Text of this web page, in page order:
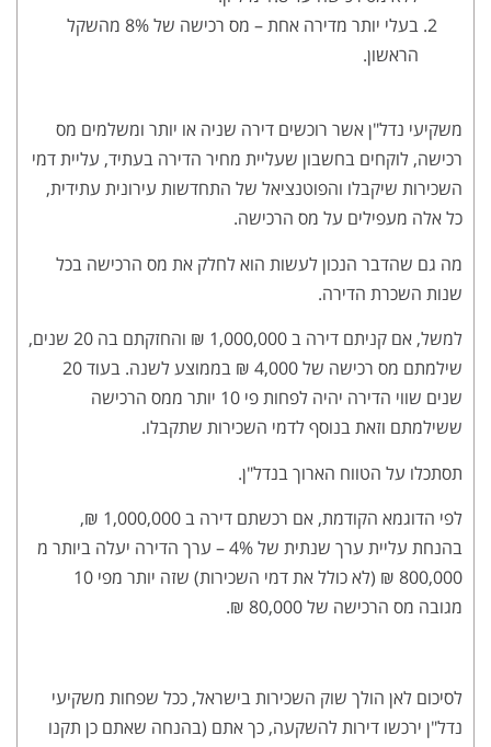
בעלי יותר מדירה אחת – מס רכישה של 8% מהשקל
הראשון.
משקיעי נדל"ן אשר רוכשים דירה שניה או יותר ומשלמים מס
רכישה, לוקחים בחשבון שעליית מחיר הדירה בעתיד, עליית דמי
השכירות שיקבלו והפוטנציאל של התחדשות עירונית עתידית,
כל אלה מעפילים על מס הרכישה.
מה גם שהדבר הנכון לעשות הוא לחלק את מס הרכישה בכל
שנות השכרת הדירה.
למשל, אם קניתם דירה ב 1,000,000 ₪ והחזקתם בה 20 שנים,
שילמתם מס רכישה של 4,000 ₪ בממוצע לשנה. בעוד 20
שנים שווי הדירה יהיה לפחות פי 10 יותר ממס הרכישה
ששילמתם וזאת בנוסף לדמי השכירות שתקבלו.
תסתכלו על הטווח הארוך בנדל"ן.
לפי הדוגמא הקודמת, אם רכשתם דירה ב 1,000,000 ₪,
בהנחת עליית ערך שנתית של 4% – ערך הדירה יעלה ביותר מ
800,000 ₪ (לא כולל את דמי השכירות) שזה יותר מפי 10
מגובה מס הרכישה של 80,000 ₪.
לסיכום לאן הולך שוק השכירות בישראל, ככל שפחות משקיעי
נדל"ן ירכשו דירות להשקעה, כך אתם (בהנחה שאתם כן תקנו